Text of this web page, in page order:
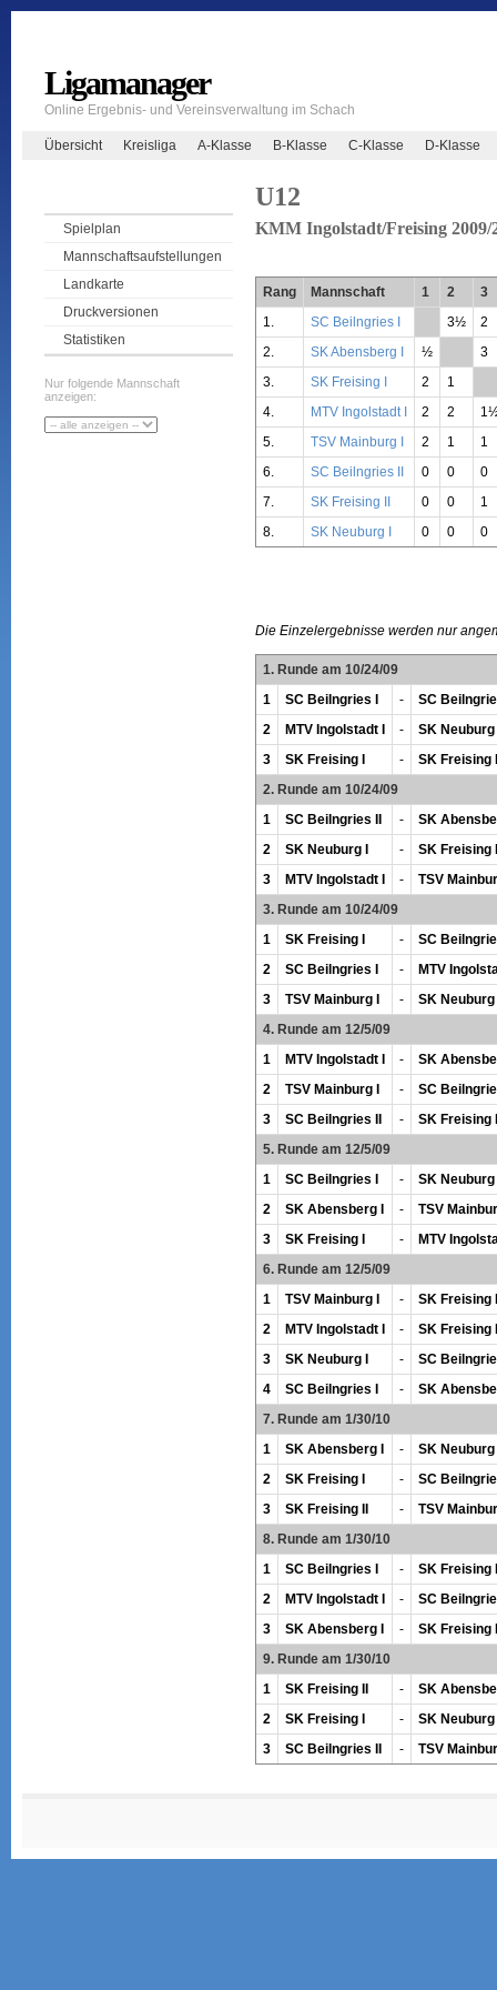
Ligamanager
Online Ergebnis- und Vereinsverwaltung im Schach
Übersicht Kreisliga A-Klasse B-Klasse C-Klasse D-Klasse
Spielplan
Mannschaftsaufstellungen
Landkarte
Druckversionen
Statistiken
Nur folgende Mannschaft
anzeigen:
U12
KMM Ingolstadt/Freising 2009/
Rang Mannschaft 1 2
3
1.
SC Beilngries I 3½
2
2.
SK Abensberg I ½
3
3.
SK Freising I 2 1
4.
MTV Ingolstadt I 2 2
5.
TSV Mainburg I 2 1
1
6.
SC Beilngries II 0 0
0
7.
SK Freising II 0 0
1
8.
SK Neuburg I 0 0 0
Die Einzelergebnisse werden nur
1. Runde am 10/24/09
1
SC Beilngries I -
SC
2
MTV Ingolstadt I -
SK Neuburg
3
SK Freising I -
SK Freising
2. Runde am 10/24/09
1
SC Beilngries II -
SK
2
SK Neuburg I -
SK Freising
3
MTV Ingolstadt I -
TSV
3. Runde am 10/24/09
1
SK Freising I -
SC
2
SC Beilngries I -
MTV
3
TSV Mainburg I -
SK Neuburg
4. Runde am 12/5/09
1
MTV Ingolstadt I -
SK
2
TSV Mainburg I -
SC
3
SC Beilngries II -
SK Freising
5. Runde am 12/5/09
1
SC Beilngries I -
SK Neuburg
2
SK Abensberg I -
TSV
3
SK Freising I -
MTV
6. Runde am 12/5/09
1
TSV Mainburg I -
SK Freising I
2
MTV Ingolstadt I -
SK Freising
3
SK Neuburg I -
SC
4
SC Beilngries I -
SK
7. Runde am 1/30/10
1
SK Abensberg I -
SK Neuburg
2
SK Freising I -
SC
3
SK Freising II -
TSV
8. Runde am 1/30/10
1
SC Beilngries I -
SK Freising
2
MTV Ingolstadt I -
SC
3
SK Abensberg I -
SK Freising I
9. Runde am 1/30/10
1
SK Freising II -
SK
2
SK Freising I -
SK Neuburg
3
SC Beilngries II - TSV